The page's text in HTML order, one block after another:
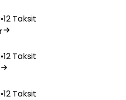
•12 Taksit
•12 Taksit
•12 Taksit